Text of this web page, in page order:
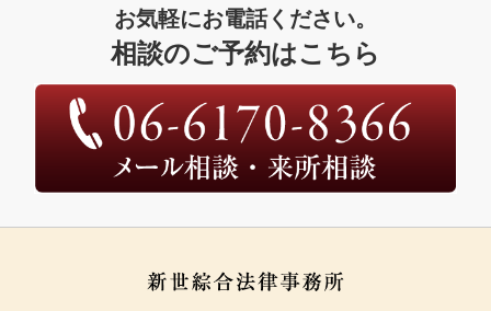
お気軽にお電話ください。
相談のご予約はこちら